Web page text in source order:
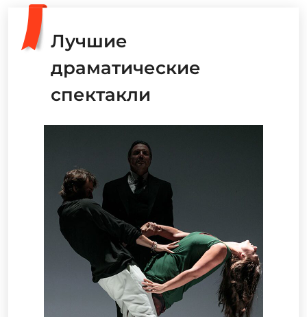
Лучшие
драматические
спектакли